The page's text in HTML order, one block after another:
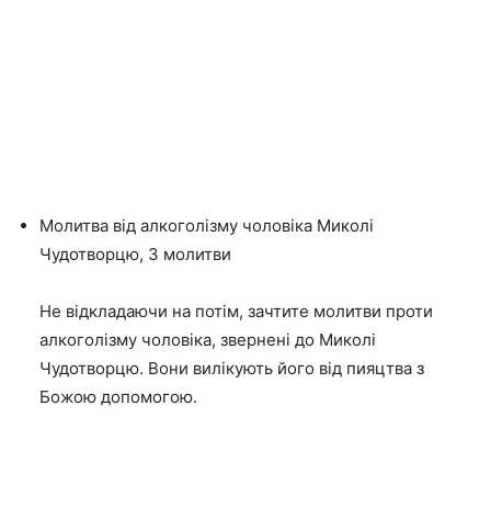
Молитва від алкоголізму чоловіка Миколі
Чудотворцю, 3 молитви
Не відкладаючи на потім, зачтите молитви проти
алкоголізму чоловіка, звернені до Миколі
Чудотворцю. Вони вилікують його від пияцтва з
Божою допомогою.